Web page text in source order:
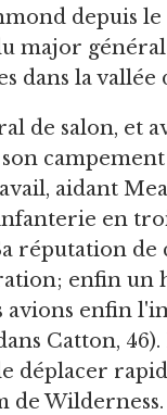
depuis
major
dans la vallée
de salon, et
aidant
en
réputation
enfin un
enfin
Catton,
déplacer
de